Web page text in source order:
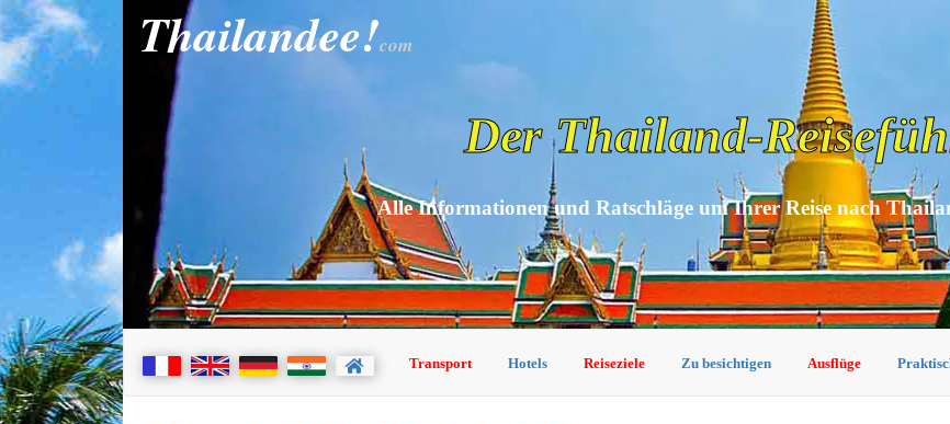
Thailandee!com
Der Thailand-
Alle Informationen und Ratschläge um Ihrer Reise nach
Transport Hotels Reiseziele Zu besichtigen Ausflüge